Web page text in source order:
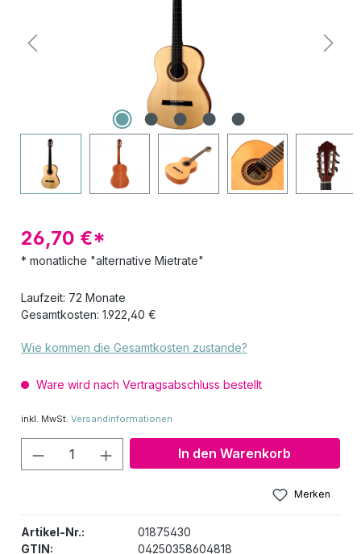
26,70 €*
* monatliche "alternative Mietrate"
Laufzeit: 72 Monate
Gesamtkosten: 1.922,40 €
Wie kommen die Gesamtkosten zustande?
Ware wird nach Vertragsabschluss bestellt
inkl. MwSt. Versandinformationen
Produkt Anzahl: Gib den
In den Warenkorb
Merken
Artikel-Nr.:
01875430
GTIN:
04250358604818